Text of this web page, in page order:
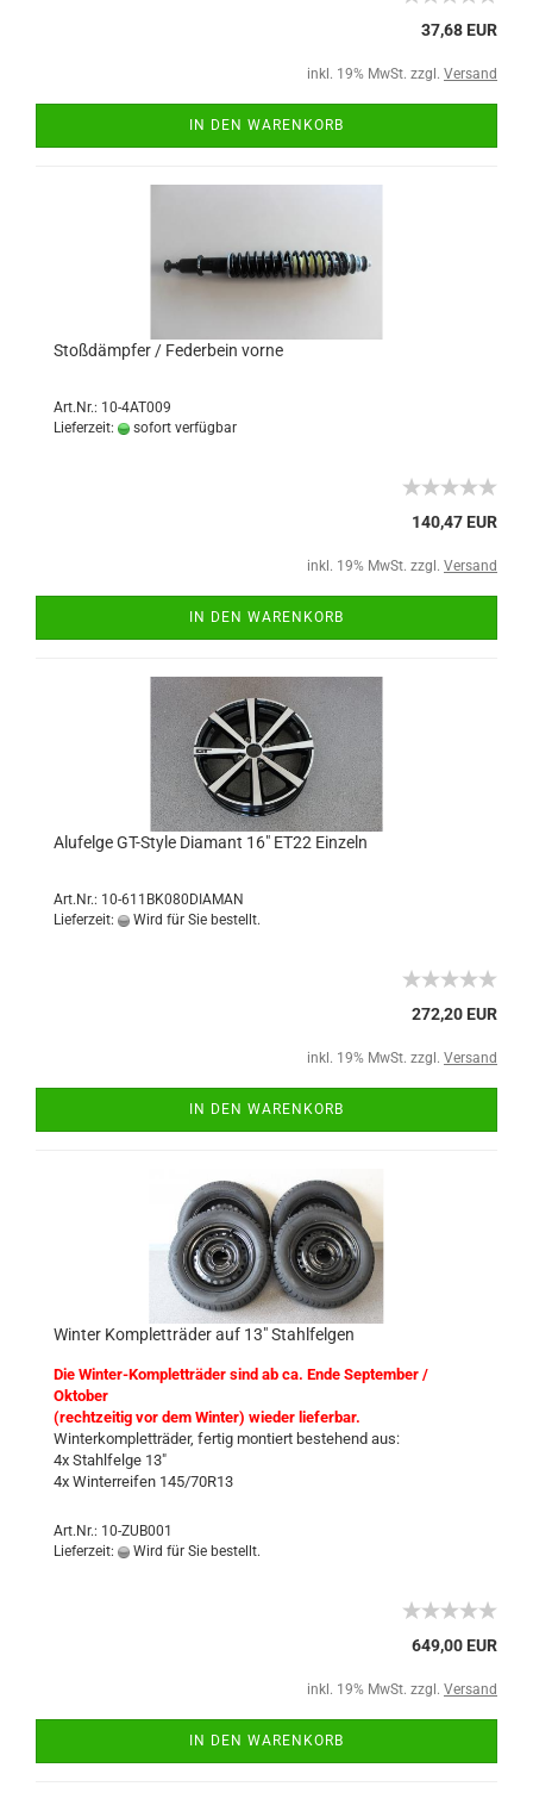
37,68 EUR
inkl. 19% MwSt. zzgl. Versand
IN DEN WARENKORB
Stoßdämpfer / Federbein vorne
Art.Nr.: 10-4AT009
Lieferzeit:
sofort verfügbar
140,47 EUR
inkl. 19% MwSt. zzgl. Versand
IN DEN WARENKORB
Alufelge GT-Style Diamant 16" ET22 Einzeln
Art.Nr.: 10-611BK080DIAMAN
Lieferzeit:
Wird für Sie bestellt.
272,20 EUR
inkl. 19% MwSt. zzgl. Versand
IN DEN WARENKORB
Winter Kompletträder auf 13" Stahlfelgen
Die Winter-Kompletträder sind ab ca. Ende September /
Oktober
(rechtzeitig vor dem Winter) wieder lieferbar.
Winterkompletträder, fertig montiert bestehend aus:
4x Stahlfelge 13"
4x Winterreifen 145/70R13
Art.Nr.: 10-ZUB001
Lieferzeit:
Wird für Sie bestellt.
649,00 EUR
inkl. 19% MwSt. zzgl. Versand
IN DEN WARENKORB